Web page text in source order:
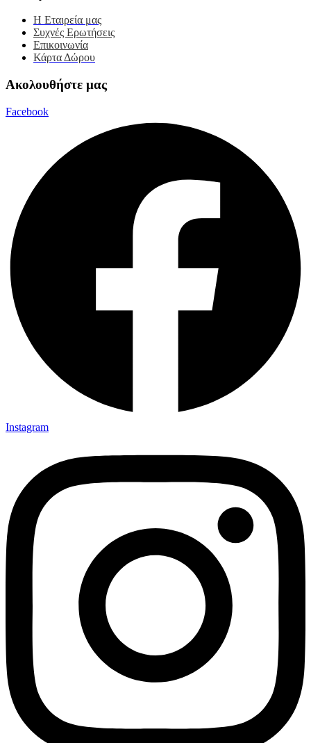
Η Εταιρεία μας
Συχνές Ερωτήσεις
Επικοινωνία
Κάρτα Δώρου
Ακολουθήστε μας
Facebook
Instagram